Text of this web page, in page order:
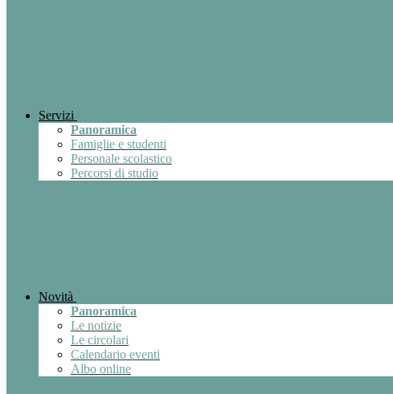
Servizi
Panoramica
Famiglie e studenti
Personale scolastico
Percorsi di studio
Novità
Panoramica
Le notizie
Le circolari
Calendario eventi
Albo online